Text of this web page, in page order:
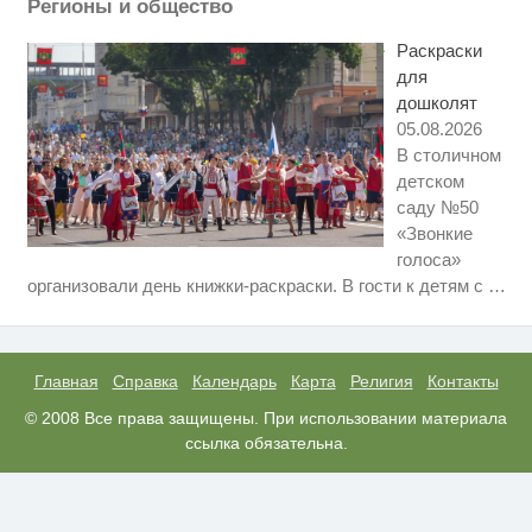
Регионы и общество
Раскраски
для
дошколят
05.08.2026
В столичном
детском
саду №50
«Звонкие
голоса»
организовали день книжки-раскраски. В гости к детям с …
Главная Справка Календарь Карта Религия
Контакты
© 2008 Все права защищены. При использовании материала
ссылка обязательна.
"Потеряли стыд в погоне за
семейке Плющенко
Крыма: Что люди вытворяют,
i
Королева вагона отожгла! Видео
не оставит равнодушным